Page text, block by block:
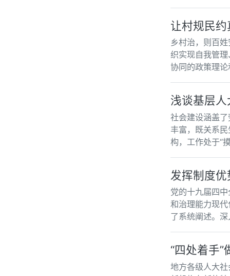
让村规民
乡村治，则百
织实现自我管
协同的政策理
浅谈基层
社会建设涵盖
丰富，既关系
构，工作处于“
发挥制度
党的十九届四
和治理能力现
了系统阐述。
“四处着手
地方各级人大